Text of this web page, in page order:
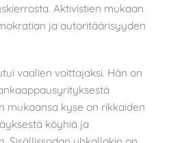
Aktivistien mukaan
ja autoritäärisyyden
vaalien voittajaksi. Hän on
mukaansa kyse on rikkaiden
köyhiä ja